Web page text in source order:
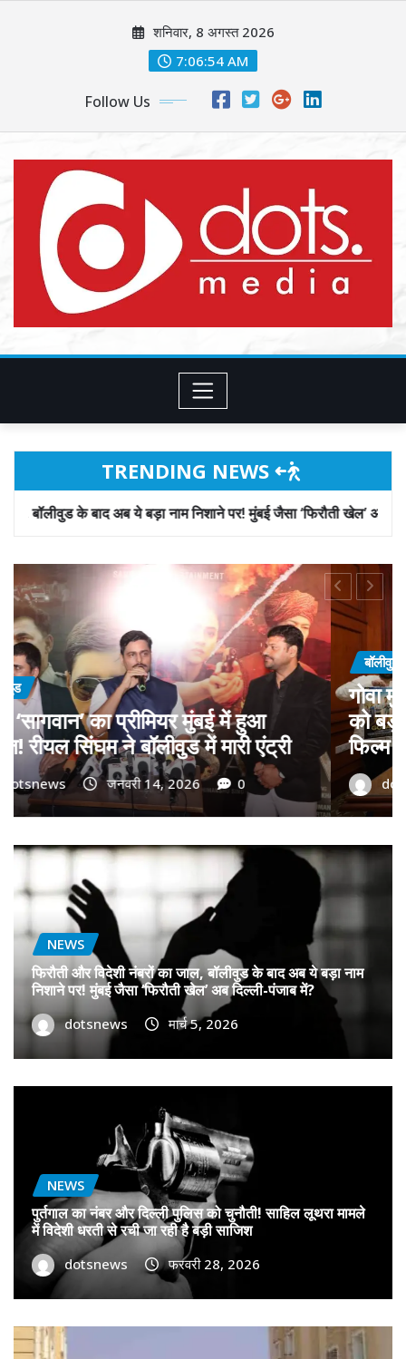
शनिवार, 8 अगस्त 2026
7:06:56 AM
Follow Us
TRENDING NEWS
ये बड़ा नाम निशाने पर! मुंबई जैसा ‘फिरौती खेल’ अब दिल्ली-पंजाब में?
बॉलीवुड
गोवा मुख्यमंत्री डॉ. प्रमोद सावंत का ‘गोदान’
को बड़ा समर्थन; पोस्टर विमोचन कर मथुरा से
फिल्म गोदान की टीम का बढ़ाया मान!
dotsnews जनवरी 9, 2026
NEWS
फिरौती और विदेशी नंबरों का जाल, बॉलीवुड के बाद अब ये बड़ा नाम
निशाने पर! मुंबई जैसा ‘फिरौती खेल’ अब दिल्ली-पंजाब में?
dotsnews मार्च 5, 2026
NEWS
पुर्तगाल का नंबर और दिल्ली पुलिस को चुनौती! साहिल लूथरा मामले
में विदेशी धरती से रची जा रही है बड़ी साजिश
dotsnews फरवरी 28, 2026